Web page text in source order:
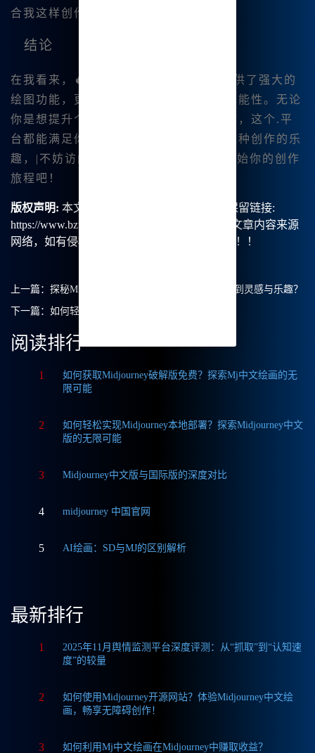
合我这样创作者的工具。
结论
在我看来， 🔥Midjourney中文版
不仅提供了强大的
绘图功能，更为我们带来了无限的创作可能性。无论
你是想提升个人技能，还是进行商业创作，这个.平
台都能满足你的需求。如果你也想体验这种创作的乐
趣，|不妨访问
进行注册，开始你的创作
旅程吧！
版权声明: 本文由【B族智能】原创，转载请保留链接:
https://www.bzu.cn/news/show/5572.html，部分文章内容来源
网络，如有侵权请联系我们删除处理。谢谢！！！
上一篇： 探秘Midjourney中文绘画：如何在创作中找到灵感与乐趣？
下一篇： 如何轻松进入Midjourney中文绘画体验？
阅读排行
1
如何获取Midjourney破解版免费？探索Mj中文绘画的无
限可能
2
如何轻松实现Midjourney本地部署？探索Midjourney中文
版的无限可能
3 Midjourney中文版与国际版的深度对比
4 midjourney 中国官网
5 AI绘画：SD与MJ的区别解析
最新排行
1
2025年11月舆情监测平台深度评测：从“抓取”到“认知速
度”的较量
2
如何使用Midjourney开源网站？体验Midjourney中文绘
画，畅享无障碍创作！
3 如何利用Mj中文绘画在Midjourney中赚取收益？